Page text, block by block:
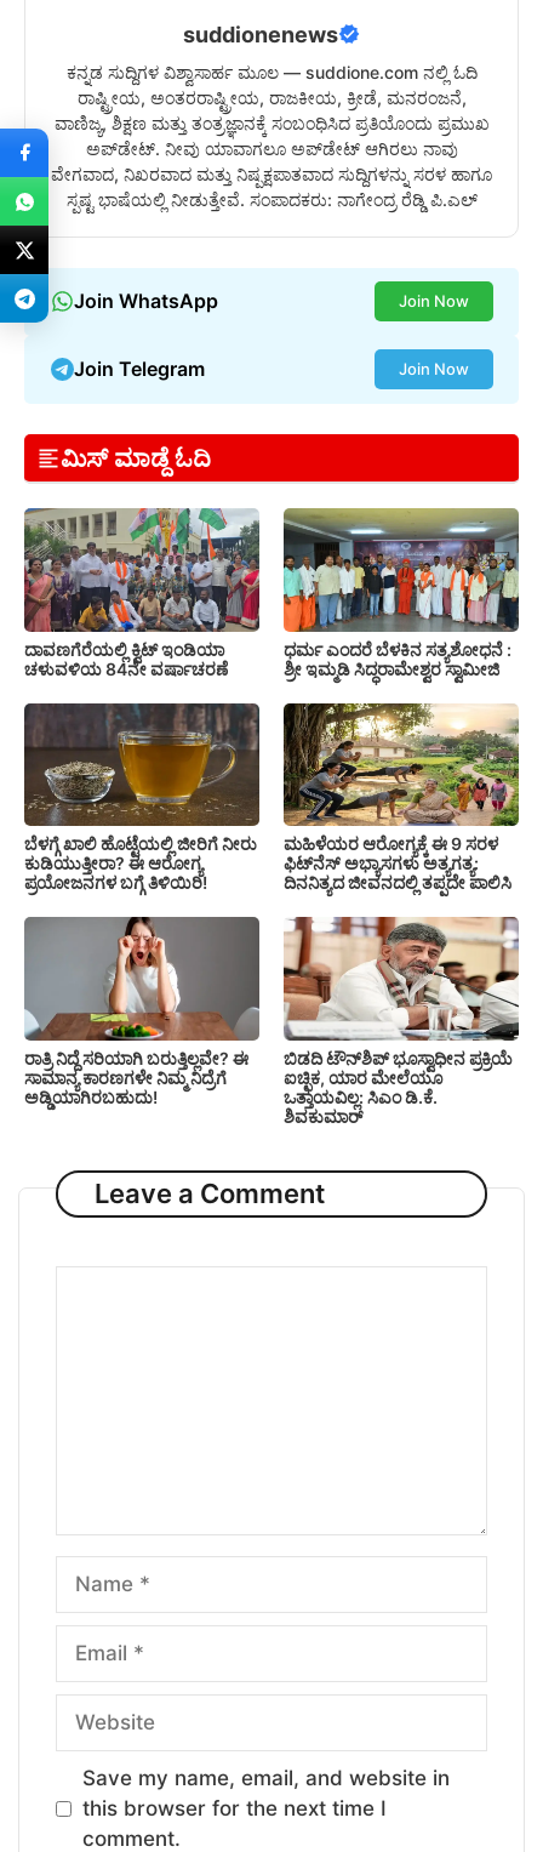
suddionenews
ಕನ್ನಡ ಸುದ್ದಿಗಳ ವಿಶ್ವಾಸಾರ್ಹ ಮೂಲ — suddione.com ನಲ್ಲಿ ಓದಿ
ರಾಷ್ಟ್ರೀಯ, ಅಂತರರಾಷ್ಟ್ರೀಯ, ರಾಜಕೀಯ, ಕ್ರೀಡೆ, ಮನರಂಜನೆ,
ವಾಣಿಜ್ಯ, ಶಿಕ್ಷಣ ಮತ್ತು ತಂತ್ರಜ್ಞಾನಕ್ಕೆ ಸಂಬಂಧಿಸಿದ ಪ್ರತಿಯೊಂದು ಪ್ರಮುಖ
ಅಪ್‌ಡೇಟ್. ನೀವು ಯಾವಾಗಲೂ ಅಪ್‌ಡೇಟ್ ಆಗಿರಲು ನಾವು
ವೇಗವಾದ, ನಿಖರವಾದ ಮತ್ತು ನಿಷ್ಪಕ್ಷಪಾತವಾದ ಸುದ್ದಿಗಳನ್ನು ಸರಳ ಹಾಗೂ
ಸ್ಪಷ್ಟ ಭಾಷೆಯಲ್ಲಿ ನೀಡುತ್ತೇವೆ. ಸಂಪಾದಕರು: ನಾಗೇಂದ್ರ ರೆಡ್ಡಿ ಪಿ.ಎಲ್
Join WhatsApp Join Now
Join Telegram Join Now
ಮಿಸ್ ಮಾಡ್ದೆ ಓದಿ
ದಾವಣಗೆರೆಯಲ್ಲಿ ಕ್ವಿಟ್ ಇಂಡಿಯಾ
ಚಳುವಳಿಯ 84ನೇ ವರ್ಷಾಚರಣೆ
ಧರ್ಮ ಎಂದರೆ ಬೆಳಕಿನ ಸತ್ಯಶೋಧನೆ :
ಶ್ರೀ ಇಮ್ಮಡಿ ಸಿದ್ಧರಾಮೇಶ್ವರ ಸ್ವಾಮೀಜಿ
ಬೆಳಗ್ಗೆ ಖಾಲಿ ಹೊಟ್ಟೆಯಲ್ಲಿ ಜೀರಿಗೆ ನೀರು
ಕುಡಿಯುತ್ತೀರಾ? ಈ ಆರೋಗ್ಯ
ಪ್ರಯೋಜನಗಳ ಬಗ್ಗೆ ತಿಳಿಯಿರಿ!
ಮಹಿಳೆಯರ ಆರೋಗ್ಯಕ್ಕೆ ಈ 9 ಸರಳ
ಫಿಟ್‌ನೆಸ್‌ ಅಭ್ಯಾಸಗಳು ಅತ್ಯಗತ್ಯ:
ದಿನನಿತ್ಯದ ಜೀವನದಲ್ಲಿ ತಪ್ಪದೇ ಪಾಲಿಸಿ
ರಾತ್ರಿ ನಿದ್ದೆ ಸರಿಯಾಗಿ ಬರುತ್ತಿಲ್ಲವೇ? ಈ
ಸಾಮಾನ್ಯ ಕಾರಣಗಳೇ ನಿಮ್ಮ ನಿದ್ರೆಗೆ
ಅಡ್ಡಿಯಾಗಿರಬಹುದು!
ಬಿಡದಿ ಟೌನ್‌ಶಿಪ್‌ ಭೂಸ್ವಾಧೀನ ಪ್ರಕ್ರಿಯೆ
ಐಚ್ಛಿಕ, ಯಾರ ಮೇಲೆಯೂ
ಒತ್ತಾಯವಿಲ್ಲ: ಸಿಎಂ ಡಿ.ಕೆ.
ಶಿವಕುಮಾರ್
Leave a Comment
Save my name, email, and website in
this browser for the next time I
comment.